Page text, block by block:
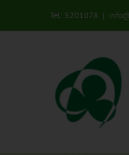
Tel: 5201078 |